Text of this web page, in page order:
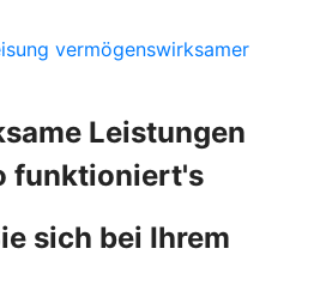
vermögenswirksamer
Leistungen
funktioniert's
sich bei Ihrem